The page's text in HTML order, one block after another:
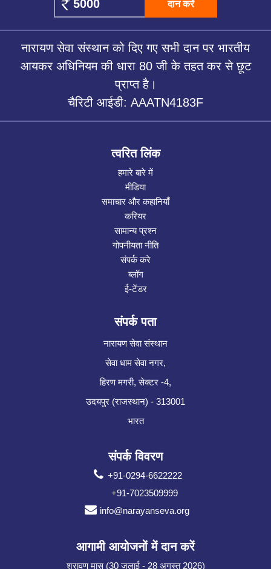
दान करें
नारायण सेवा संस्थान को दिए गए सभी दान पर भारतीय
आयकर अधिनियम की धारा 80 जी के तहत कर से छूट
प्राप्त है।
चैरिटी आईडी: AAATN4183F
त्वरित लिंक
हमारे बारे में
मीडिया
समाचार और कहानियाँ
करियर
सामान्य प्रश्न
गोपनीयता नीति
संपर्क करे
ब्लॉग
ई-टेंडर
संपर्क पता
नारायण सेवा संस्थान
सेवा धाम सेवा नगर,
हिरण मगरी, सेक्टर -4,
उदयपुर (राजस्थान) - 313001
भारत
संपर्क विवरण
+91-0294-6622222
+91-7023509999
info@narayanseva.org
आगामी आयोजनों में दान करें
श्रावण मास (30 जुलाई - 28 अगस्त 2026)